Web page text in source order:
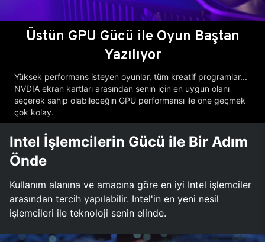
Üstün GPU Gücü ile Oyun Baştan
Yazılıyor
Yüksek performans isteyen oyunlar, tüm kreatif programlar...
NVDIA ekran kartları arasından senin için en uygun olanı
seçerek sahip olabileceğin GPU performansı ile öne geçmek
çok kolay.
Intel İşlemcilerin Gücü ile Bir Adım
Önde
Kullanım alanına ve amacına göre en iyi Intel işlemciler
arasından tercih yapılabilir. Intel'in en yeni nesil
işlemcileri ile teknoloji senin elinde.